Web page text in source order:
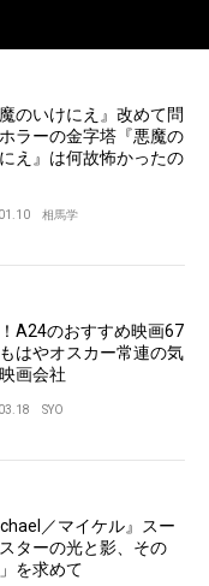
魔のいけにえ』改めて問
ラーの金字塔『悪魔の
え』は何故怖かったの
相馬学
A24のおすすめ映画67
はやオスカー常連の気
画会社
SYO
／マイケル』スー
ターの光と影、その
」を求めて